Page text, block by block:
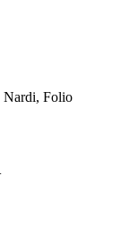
Nardi, Folio